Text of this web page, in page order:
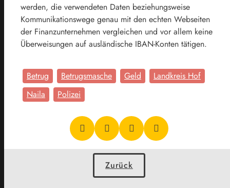
werden, die verwendeten Daten beziehungsweise
Kommunikationswege genau mit den echten Webseiten
der Finanzunternehmen vergleichen und vor allem keine
Überweisungen auf ausländische IBAN-Konten tätigen.
Betrug Betrugsmasche Geld
Landkreis Hof
Naila
Polizei
Zurück